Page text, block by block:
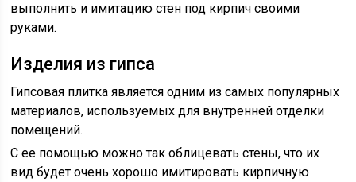
выполнить и имитацию стен под кирпич своими
руками.
Изделия из гипса
Гипсовая плитка является одним из самых популярных
материалов, используемых для внутренней отделки
помещений.
С ее помощью можно так облицевать стены, что их
вид будет очень хорошо имитировать кирпичную